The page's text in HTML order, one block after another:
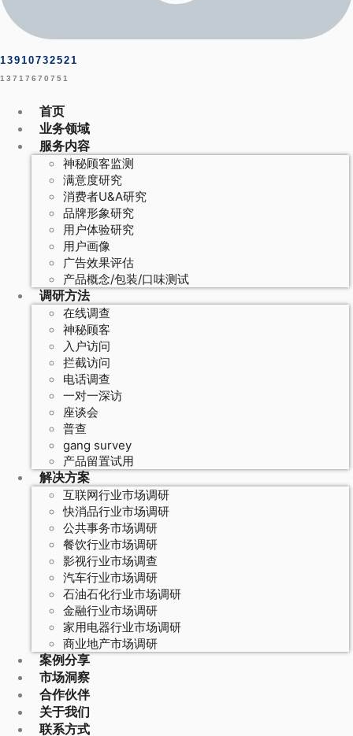
13910732521
13717670751
首页
业务领域
服务内容
神秘顾客监测
满意度研究
消费者U&A研究
品牌形象研究
用户体验研究
用户画像
广告效果评估
产品概念/包装/口味测试
调研方法
在线调查
神秘顾客
入户访问
拦截访问
电话调查
一对一深访
座谈会
普查
gang survey
产品留置试用
解决方案
互联网行业市场调研
快消品行业市场调研
公共事务市场调研
餐饮行业市场调研
影视行业市场调查
汽车行业市场调研
石油石化行业市场调研
金融行业市场调研
家用电器行业市场调研
商业地产市场调研
案例分享
市场洞察
合作伙伴
关于我们
联系方式